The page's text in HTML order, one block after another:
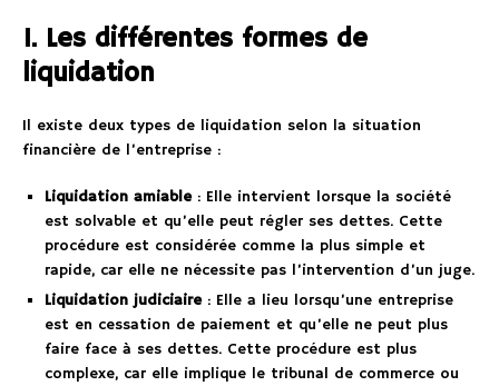
1. Les différentes formes de
liquidation
Il existe deux types de liquidation selon la situation
financière de l’entreprise :
Liquidation amiable: Elle intervient lorsque la société
est solvable et qu’elle peut régler ses dettes. Cette
procédure est considérée comme la plus simple et
rapide, car elle ne nécessite pas l’intervention d’un juge.
Liquidation judiciaire: Elle a lieu lorsqu’une entreprise
est en cessation de paiement et qu’elle ne peut plus
faire face à ses dettes. Cette procédure est plus
complexe, car elle implique le tribunal de commerce ou